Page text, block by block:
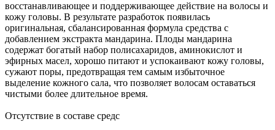
восстанавливающее и поддерживающее действие на волосы и
кожу головы. В результате разработок появилась
оригинальная, сбалансированная формула средства с
добавлением экстракта мандарина. Плоды мандарина
содержат богатый набор полисахаридов, аминокислот и
эфирных масел, хорошо питают и успокаивают кожу головы,
сужают поры, предотвращая тем самым избыточное
выделение кожного сала, что позволяет волосам оставаться
чистыми более длительное время.
Отсутствие в составе средс